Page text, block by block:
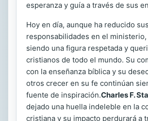
esperanza y guía a través de sus
Hoy en día, aunque ha reducido sus
responsabilidades en el
siendo una figura respetada y
cristianos de todo el mundo. Su
con la enseñanza bíblica y su
otros crecer en su fe continúan
fuente de inspiración.Charles F.
dejado una huella indeleble en la
cristiana y su impacto perdurará a